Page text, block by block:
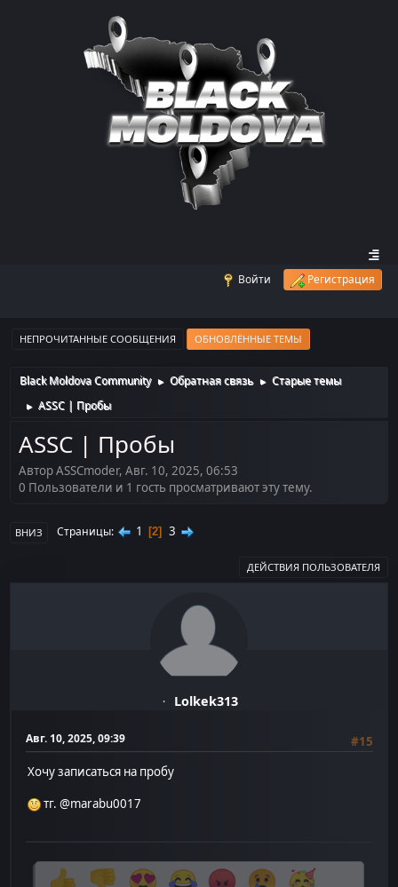
Войти Регистрация
НЕПРОЧИТАННЫЕ СООБЩЕНИЯ ОБНОВЛЁННЫЕ ТЕМЫ
Black Moldova Community ► Обратная связь ► Старые темы
► ASSC | Пробы
ASSC | Пробы
Автор ASSCmoder, Авг. 10, 2025, 06:53
0 Пользователи и 1 гость просматривают эту тему.
ВНИЗ Страницы 1 2 3
ДЕЙСТВИЯ ПОЛЬЗОВАТЕЛЯ
Lolkek313
Авг. 10, 2025, 09:39
#15
Хочу записаться на пробу
тг. @marabu0017